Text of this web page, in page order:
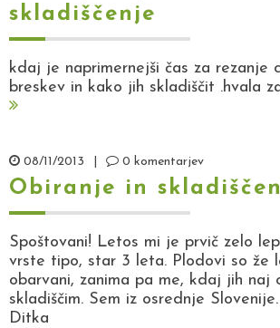
skladiščenje
kdaj je naprimernejši čas za rezanje
breskev in kako jih skladiščit .hvala
08/11/2013 0 komentarjev
Obiranje in
Spoštovani! Letos mi je prvič zelo
vrste tipo, star 3 leta. Plodovi so že
obarvani, zanima pa me, kdaj jih naj
skladiščim. Sem iz osrednje
Ditka